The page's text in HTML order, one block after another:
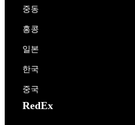
중동
홍콩
일본
한국
중국
RedEx